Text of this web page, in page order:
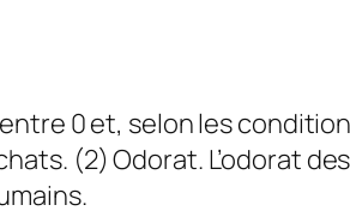
0 et, selon les
(2) Odorat. L’odorat